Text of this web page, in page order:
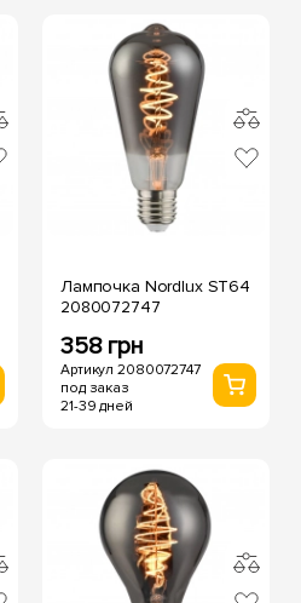
Лампочка Nordlux ST64
2080072747
358 грн
Артикул 2080072747
под заказ
21-39 дней